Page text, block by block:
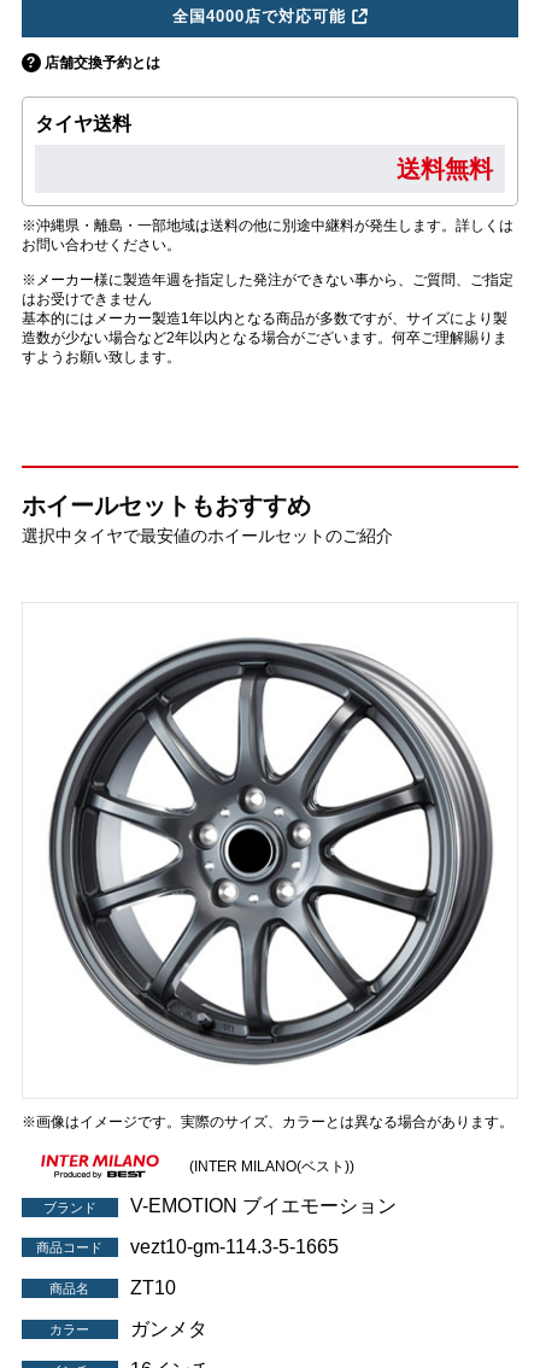
全国4000店で対応可能
店舗交換予約とは
タイヤ送料
送料無料
※沖縄県・離島・一部地域は送料の他に別途中継料が発生します。詳しくは
お問い合わせください。
※メーカー様に製造年週を指定した発注ができない事から、ご質問、ご指定
はお受けできません
基本的にはメーカー製造1年以内となる商品が多数ですが、サイズにより製
造数が少ない場合など2年以内となる場合がございます。何卒ご理解賜りま
すようお願い致します。
ホイールセットもおすすめ
選択中タイヤで最安値のホイールセットのご紹介
※画像はイメージです。実際のサイズ、カラーとは異なる場合があります。
(INTER MILANO(ベスト))
ブランド V-EMOTION ブイエモーション
商品コード vezt10-gm-114.3-5-1665
商品名 ZT10
カラー ガンメタ